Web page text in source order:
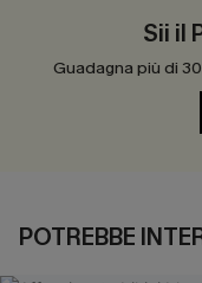
Sii il
Guadagna più di
POTREBBE